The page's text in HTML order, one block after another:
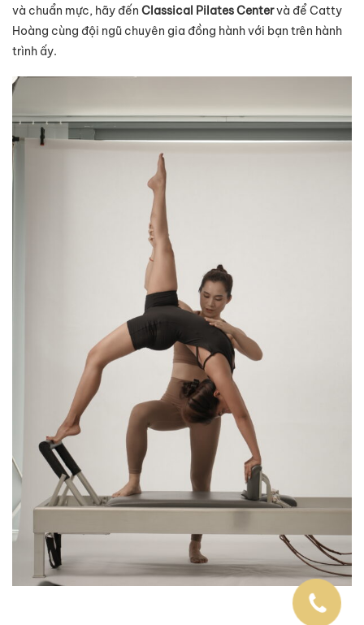
và chuẩn mực, hãy đến Classical Pilates Centervà để Catty
Hoàng cùng đội ngũ chuyên gia đồng hành với bạn trên hành
trình ấy.